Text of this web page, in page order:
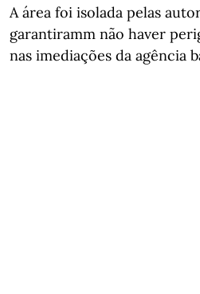
A área foi isolada pelas
garantiramm não haver
nas imediações da agência